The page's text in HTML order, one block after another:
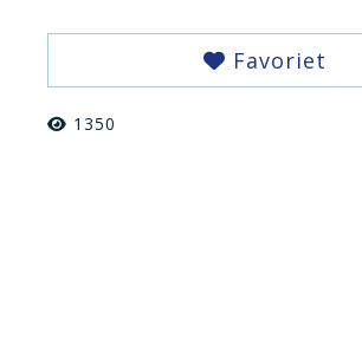
Favoriet
1350